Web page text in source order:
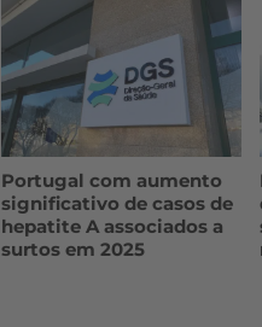
Portugal com aumento
significativo de casos de
hepatite A associados a
surtos em 2025